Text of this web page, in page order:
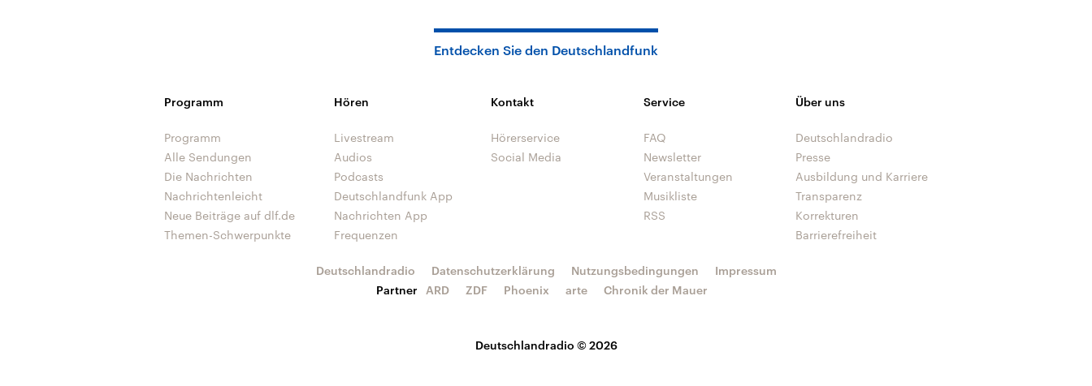
Entdecken Sie den Deutschlandfunk
Programm
Programm
Alle Sendungen
Die Nachrichten
Nachrichtenleicht
Neue Beiträge auf dlf.de
Themen-Schwerpunkte
Hören
Livestream
Audios
Podcasts
Deutschlandfunk App
Nachrichten App
Frequenzen
Kontakt
Hörerservice
Social Media
Service
FAQ
Newsletter
Veranstaltungen
Musikliste
RSS
Über uns
Deutschlandradio
Presse
Ausbildung und Karriere
Transparenz
Korrekturen
Barrierefreiheit
Deutschlandradio © 2026
Deutschlandradio Datenschutzerklärung Nutzungsbedingungen
Impressum
Partner
ARD ZDF Phoenix arte Chronik der Mauer